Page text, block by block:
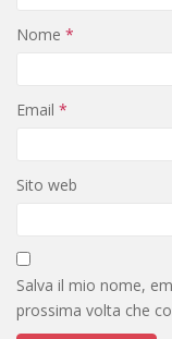
Nome *
Email *
Sito web
Salva il mio nome,
prossima volta che